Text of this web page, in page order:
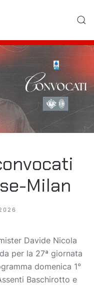
Milan
Davide Nicola
per la 27ª giornata
domenica 1°
Baschirotto e